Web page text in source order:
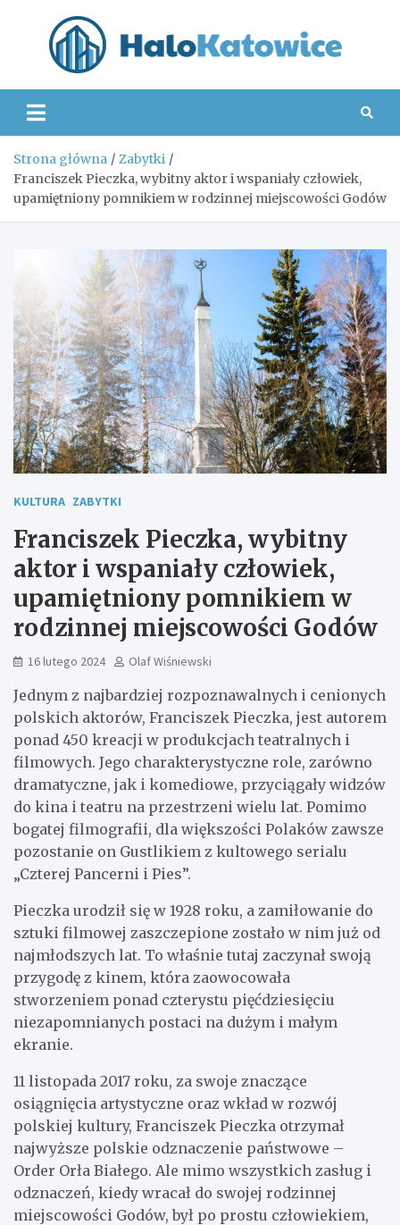
Strona główna
Zabytki
Franciszek Pieczka, wybitny aktor i wspaniały człowiek,
upamiętniony pomnikiem w rodzinnej miejscowości Godów
KULTURA ZABYTKI
Franciszek Pieczka, wybitny
aktor i wspaniały człowiek,
upamiętniony pomnikiem w
rodzinnej miejscowości Godów
16 lutego 2024 Olaf Wiśniewski
Jednym z najbardziej rozpoznawalnych i cenionych
polskich aktorów, Franciszek Pieczka, jest autorem
ponad 450 kreacji w produkcjach teatralnych i
filmowych. Jego charakterystyczne role, zarówno
dramatyczne, jak i komediowe, przyciągały widzów
do kina i teatru na przestrzeni wielu lat. Pomimo
bogatej filmografii, dla większości Polaków zawsze
pozostanie on Gustlikiem z kultowego serialu
„Czterej Pancerni i Pies”.
Pieczka urodził się w 1928 roku, a zamiłowanie do
sztuki filmowej zaszczepione zostało w nim już od
najmłodszych lat. To właśnie tutaj zaczynał swoją
przygodę z kinem, która zaowocowała
stworzeniem ponad czterystu pięćdziesięciu
niezapomnianych postaci na dużym i małym
ekranie.
11 listopada 2017 roku, za swoje znaczące
osiągnięcia artystyczne oraz wkład w rozwój
polskiej kultury, Franciszek Pieczka otrzymał
najwyższe polskie odznaczenie państwowe –
Order Orła Białego. Ale mimo wszystkich zasług i
odznaczeń, kiedy wracał do swojej rodzinnej
miejscowości Godów, był po prostu człowiekiem,